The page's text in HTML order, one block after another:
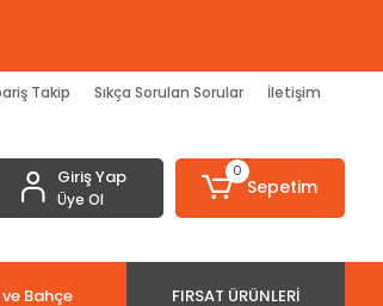
Takip Sıkça Sorulan Sorular İletişim
Giriş Yap
Üye Ol
0
Sepetim
Bahçe FIRSAT ÜRÜNLERI